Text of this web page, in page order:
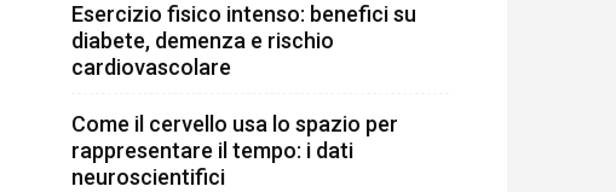
Esercizio fisico intenso: benefici su
diabete, demenza e rischio
cardiovascolare
Come il cervello usa lo spazio per
rappresentare il tempo: i dati
neuroscientifici